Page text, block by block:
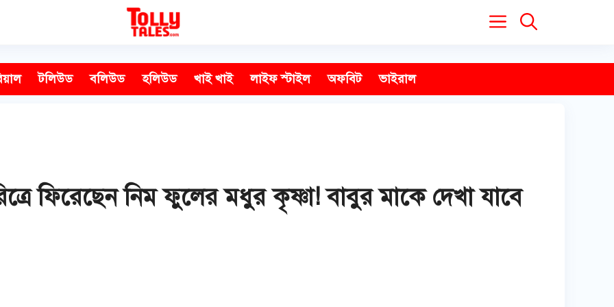
টলিউড বলিউড হলিউড খাই খাই লাইফ স্টাইল অফবিট ভাইরাল
ফিরেছেন নিম ফুলের মধুর কৃষ্ণা! বাবুর মাকে দেখা যাবে